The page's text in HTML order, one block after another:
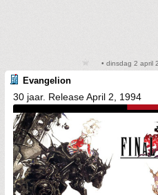
• dinsdag 2 april
Evangelion
30 jaar. Release April 2, 1994